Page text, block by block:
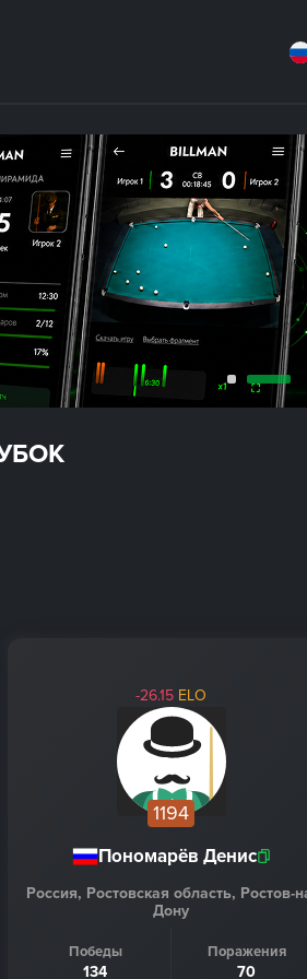
-26.15 ELO
1194
Пономарёв Денис
Россия, Ростовская область, Ростов-
Дону
Победы
134
Поражения
70